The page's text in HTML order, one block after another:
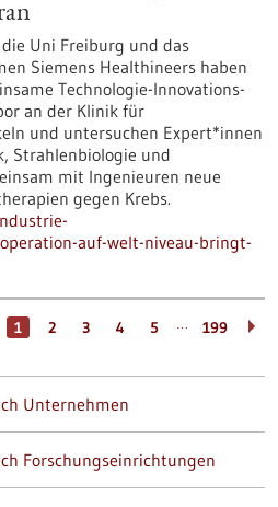
Uni Freiburg und das
Siemens Healthineers haben
Technologie-Innovations-
an der Klinik für
und untersuchen Expert*innen
Strahlenbiologie und
mit Ingenieuren neue
gegen Krebs.
auf-welt-niveau-bringt-
1 2 3 4 5 … 199
Unternehmen
Forschungseinrichtungen